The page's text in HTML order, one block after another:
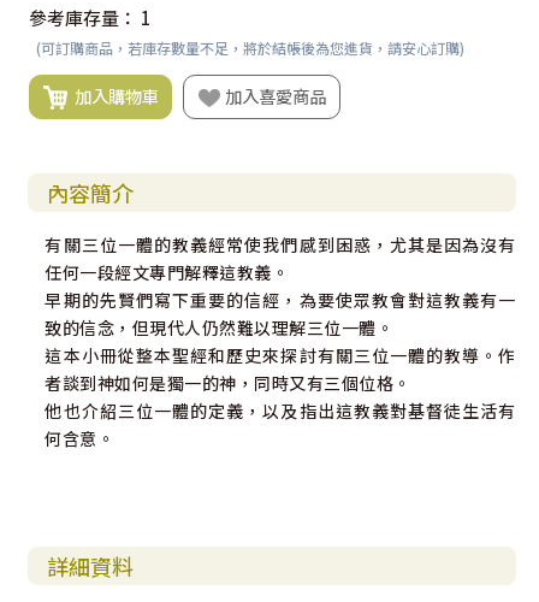
參考庫存量： 1
(可訂購商品，若庫存數量不足，將於結帳後為您進貨，請安心訂購)
加入購物車 加入喜愛商品
內容簡介
有關三位一體的教義經常使我們感到困惑，尤其是因為沒有
任何一段經文專門解釋這教義。
早期的先賢們寫下重要的信經，為要使眾教會對這教義有一
致的信念，但現代人仍然難以理解三位一體。
這本小冊從整本聖經和歷史來探討有關三位一體的教導。作
者談到神如何是獨一的神，同時又有三個位格。
他也介紹三位一體的定義，以及指出這教義對基督徒生活有
何含意。
詳細資料